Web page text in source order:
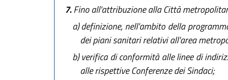
7.Fino all'attribuzione alla Città
a)definizione, nell'ambito della
dei piani sanitari relativi all'area
b)verifica di conformità alle linee di
alle rispettive Conferenze dei Sindaci;